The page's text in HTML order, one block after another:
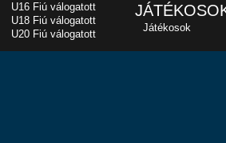
U16 Fiú válogatott
U18 Fiú válogatott
U20 Fiú válogatott
Játékosok